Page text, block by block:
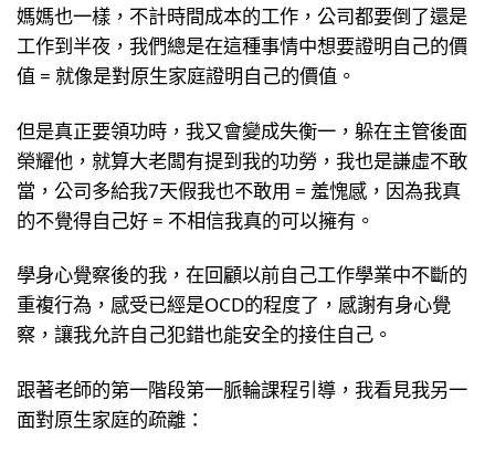
媽媽也一樣，不計時間成本的工作，公司都要倒了還是
工作到半夜，我們總是在這種事情中想要證明自己的價
值 = 就像是對原生家庭證明自己的價值。
但是真正要領功時，我又會變成失衡一，躲在主管後面
榮耀他，就算大老闆有提到我的功勞，我也是謙虛不敢
當，公司多給我7天假我也不敢用 = 羞愧感，因為我真
的不覺得自己好 = 不相信我真的可以擁有。
學身心覺察後的我，在回顧以前自己工作學業中不斷的
重複行為，感受已經是OCD的程度了，感謝有身心覺
察，讓我允許自己犯錯也能安全的接住自己。
跟著老師的第一階段第一脈輪課程引導，我看見我另一
面對原生家庭的疏離：